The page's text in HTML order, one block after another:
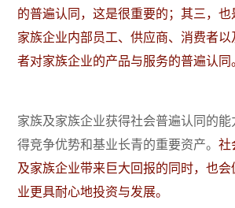
的普遍认同，这是很重要的；其三，
家族企业内部员工、供应商、消费者
者对家族企业的产品与服务的普遍认同。
家族及家族企业获得社会普遍认同的
得竞争优势和基业长青的重要资产。社
及家族企业带来巨大回报的同时，也
业更具耐心地投资与发展。